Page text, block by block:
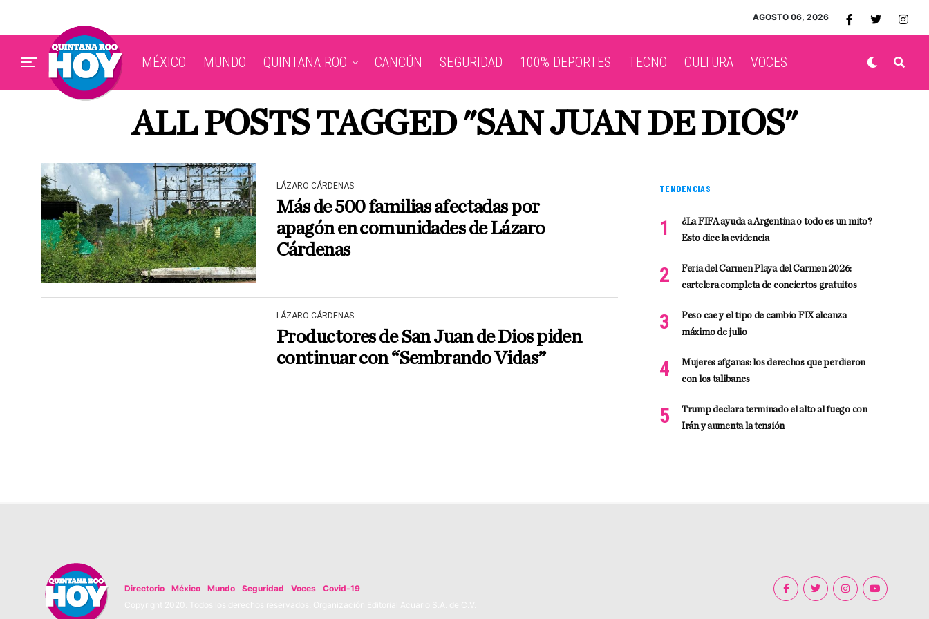
AGOSTO 06, 2026
MÉXICO MUNDO QUINTANA ROO CANCÚN SEGURIDAD 100% DEPORTES TECNO CULTURA VOCES
ALL POSTS TAGGED "SAN JUAN DE DIOS"
LÁZARO CÁRDENAS
Más de 500 familias afectadas por
apagón en comunidades de Lázaro
Cárdenas
LÁZARO CÁRDENAS
Productores de San Juan de Dios piden
continuar con “Sembrando Vidas”
TENDENCIAS
¿La FIFA ayuda a Argentina o todo es un mito?
Esto dice la evidencia
Feria del Carmen Playa del Carmen 2026:
cartelera completa de conciertos gratuitos
Peso cae y el tipo de cambio FIX alcanza
máximo de julio
Mujeres afganas: los derechos que perdieron
con los talibanes
Trump declara terminado el alto al fuego con
Irán y aumenta la tensión
Directorio México Mundo Seguridad Voces
Covid-19